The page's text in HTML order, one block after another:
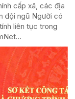
cấp xã, các địa
đội ngũ Người có
liên tục trong